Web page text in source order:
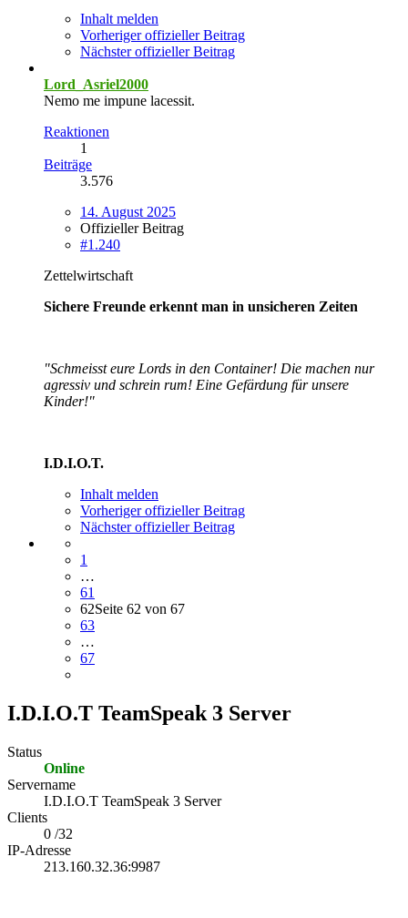
Inhalt melden
Vorheriger offizieller Beitrag
Nächster offizieller Beitrag
Lord_Asriel2000
Nemo me impune lacessit.
Reaktionen
1
Beiträge
3.576
14. August 2025
Offizieller Beitrag
#1.240
Zettelwirtschaft
Sichere Freunde erkennt man in unsicheren Zeiten
"Schmeisst eure Lords in den Container! Die machen nur
agressiv und schrein rum! Eine Gefärdung für unsere
Kinder!"
I.D.I.O.T.
Inhalt melden
Vorheriger offizieller Beitrag
Nächster offizieller Beitrag
1
…
61
62Seite 62 von 67
63
…
67
I.D.I.O.T TeamSpeak 3 Server
Status
Online
Servername
I.D.I.O.T TeamSpeak 3 Server
Clients
0 /32
IP-Adresse
213.160.32.36:9987